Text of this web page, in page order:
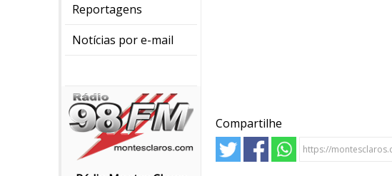
Reportagens
Notícias por e-mail
Compartilhe